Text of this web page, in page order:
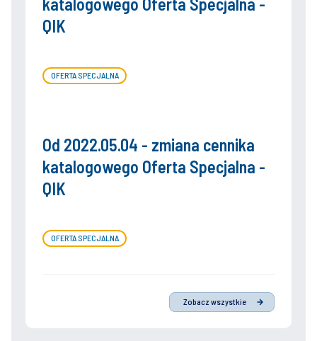
QIK
OFERTA SPECJALNA
Od 2022.05.04 - zmiana cennika
katalogowego Oferta Specjalna -
QIK
OFERTA SPECJALNA
Zobacz wszystkie